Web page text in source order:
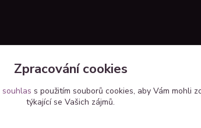
Zpracování cookies
souhlas s použitím souborů cookies, aby Vám mohli
týkající se Vašich zájmů.